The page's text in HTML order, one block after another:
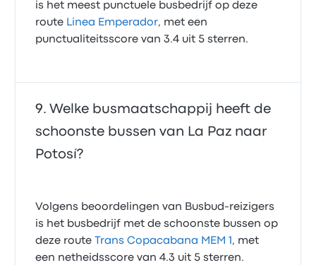
is het meest punctuele busbedrijf op deze
route Linea Emperador, met een
punctualiteitsscore van 3.4 uit 5 sterren.
Welke busmaatschappij heeft de
schoonste bussen van La Paz naar
Potosí?
Volgens beoordelingen van Busbud-reizigers
is het busbedrijf met de schoonste bussen op
deze route
Trans Copacabana MEM 1 , met
een netheidsscore van 4.3 uit 5 sterren.